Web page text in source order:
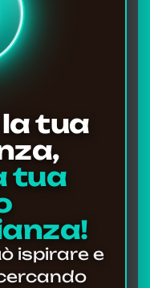
tua
tua
ispirare e